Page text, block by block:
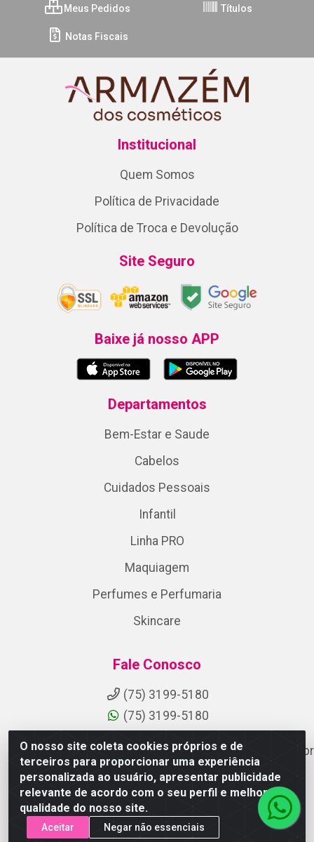
O nosso site coleta cookies próprios e de
terceiros para proporcionar uma experiência
personalizada ao usuário, apresentar publicidade
relevante de acordo com o seu perfil e melhorar a
qualidade do nosso site.
Aceitar Negar não essenciais
Meus Pedidos Títulos
Notas Fiscais
Institucional
Quem Somos
Política de Privacidade
Política de Troca e Devolução
Site Seguro
Baixe já nosso APP
Departamentos
Bem-Estar e Saude
Cabelos
Cuidados Pessoais
Infantil
Linha PRO
Maquiagem
Perfumes e Perfumaria
Skincare
Fale Conosco
(75) 3199-5180
(75) 3199-5180
suporteaocliente@armazemdoscosmeticosfsa.com.br
Instagram
Formas de Pagamento